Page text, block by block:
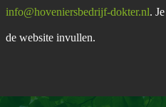
info@hoveniersbedrijf-dokter.nl.
de website invullen.